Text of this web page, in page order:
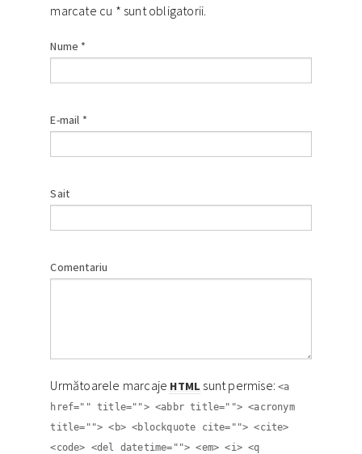
marcate cu * sunt obligatorii.
Nume *
E-mail *
Sait
Comentariu
Următoarele marcaje HTML sunt permise:<a
href="" title=""> <abbr title=""> <acronym
title=""> <b> <blockquote cite=""> <cite>
<code> <del datetime=""> <em> <i> <q